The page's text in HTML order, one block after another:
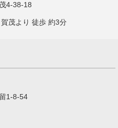
4-38-18
茂より 徒歩 約3分
1-8-54